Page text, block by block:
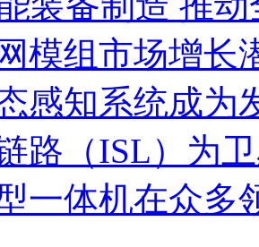
模组市场增长
感知系统成为
路（ISL）为
一体机在众多